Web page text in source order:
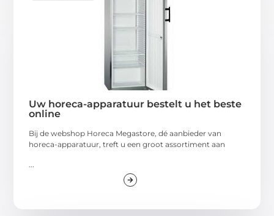
Uw horeca-apparatuur bestelt u het beste
online
Bij de webshop Horeca Megastore, dé aanbieder van
horeca-apparatuur, treft u een groot assortiment aan